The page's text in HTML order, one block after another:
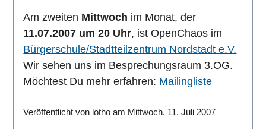
Am zweiten Mittwoch im Monat, der
11.07.2007 um 20 Uhr, ist OpenChaos im
Bürgerschule/Stadtteilzentrum Nordstadt e.V.
Wir sehen uns im Besprechungsraum 3.OG.
Möchtest Du mehr erfahren: Mailingliste
Veröffentlicht von lotho am Mittwoch, 11. Juli 2007